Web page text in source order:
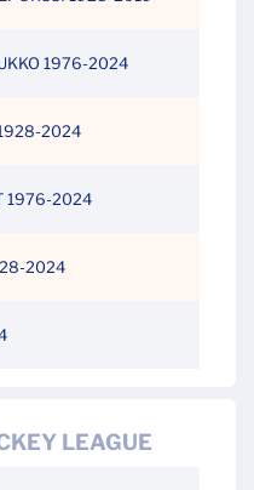
1976-2024
2024
1976-2024
2024
LEAGUE